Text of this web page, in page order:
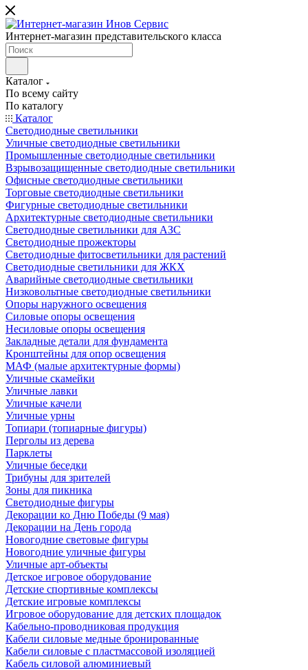
Интернет-магазин представительского класса
Каталог
По всему сайту
По каталогу
Каталог
Светодиодные светильники
Уличные светодиодные светильники
Промышленные светодиодные светильники
Взрывозащищенные светодиодные светильники
Офисные светодиодные светильники
Торговые светодиодные светильники
Фигурные светодиодные светильники
Архитектурные светодиодные светильники
Светодиодные светильники для АЗС
Светодиодные прожекторы
Светодиодные фитосветильники для растений
Светодиодные светильники для ЖКХ
Аварийные светодиодные светильники
Низковольтные светодиодные светильники
Опоры наружного освещения
Силовые опоры освещения
Несиловые опоры освещения
Закладные детали для фундамента
Кронштейны для опор освещения
МАФ (малые архитектурные формы)
Уличные скамейки
Уличные лавки
Уличные качели
Уличные урны
Топиари (топиарные фигуры)
Перголы из дерева
Парклеты
Уличные беседки
Трибуны для зрителей
Зоны для пикника
Светодиодные фигуры
Декорации ко Дню Победы (9 мая)
Декорации на День города
Новогодние световые фигуры
Новогодние уличные фигуры
Уличные арт-объекты
Детское игровое оборудование
Детские спортивные комплексы
Детские игровые комплексы
Игровое оборудование для детских площадок
Кабельно-проводниковая продукция
Кабели силовые медные бронированные
Кабели силовые с пластмассовой изоляцией
Кабель силовой алюминиевый